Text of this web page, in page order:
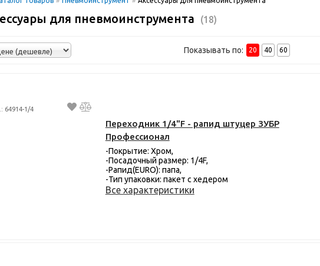
для пневмоинструмента (18)
Показывать по: 20 40 60
64914-1/4
Переходник 1/4"F - рапид штуцер ЗУБР
Профессионал
-Покрытие: Хром,
-Посадочный размер: 1/4F,
-Рапид(EURO): папа,
-Тип упаковки: пакет с хедером
Все характеристики